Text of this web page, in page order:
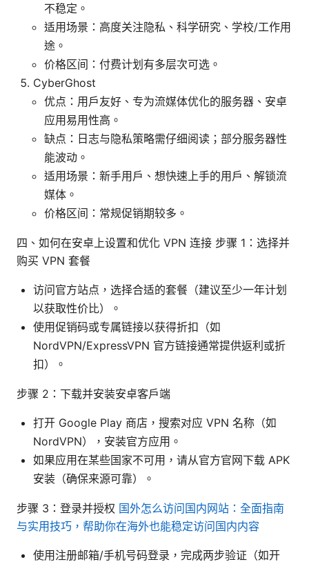
不稳定。
适用场景：高度关注隐私、科学研究、学校/工作用
途。
价格区间：付费计划有多层次可选。
CyberGhost
优点：用户友好、专为流媒体优化的服务器、安卓
应用易用性高。
缺点：日志与隐私策略需仔细阅读；部分服务器性
能波动。
适用场景：新手用户、想快速上手的用户、解锁流
媒体。
价格区间：常规促销期较多。
四、如何在安卓上设置和优化 VPN 连接 步骤 1：选择并
购买 VPN 套餐
访问官方站点，选择合适的套餐（建议至少一年计划
以获取性价比）。
使用促销码或专属链接以获得折扣（如
NordVPN/ExpressVPN 官方链接通常提供返利或折
扣）。
步骤 2：下载并安装安卓客户端
打开 Google Play 商店，搜索对应 VPN 名称（如
NordVPN），安装官方应用。
如果应用在某些国家不可用，请从官方官网下载 APK
安装（确保来源可靠）。
步骤 3：登录并授权 国外怎么访问国内网站：全面指南
与实用技巧，帮助你在海外也能稳定访问国内内容
使用注册邮箱/手机号码登录，完成两步验证（如开